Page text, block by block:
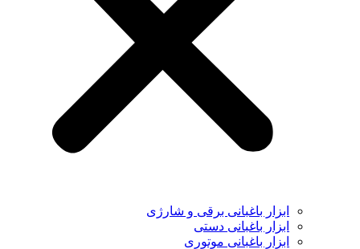
ابزار باغبانی برقی و شارژی
ابزار باغبانی دستی
ابزار باغبانی موتوری